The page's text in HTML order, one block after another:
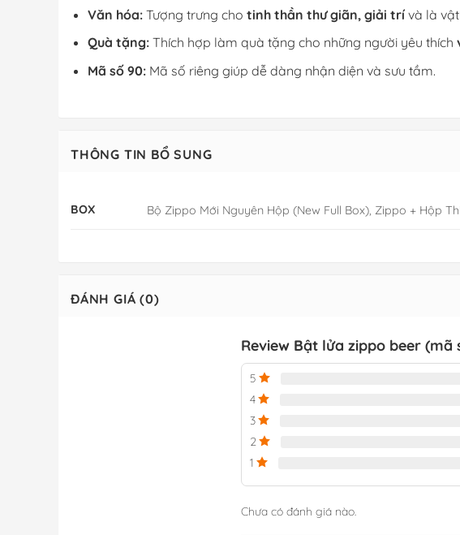
Văn hóa:Tượng trưng cho tinh thần thư giãn, giải trívà là vật
Quà tặng:Thích hợp làm quà tặng cho những người yêu thích
Mã số 90:Mã số riêng giúp dễ dàng nhận diện và sưu tầm.
THÔNG TIN BỔ SUNG
BOX Bộ Zippo Mới Nguyên Hộp (New Full Box), Zippo + Hộp
ĐÁNH GIÁ (0)
Review Bật lửa zippo beer (mã
5
4
3
2
1
Chưa có đánh giá nào.